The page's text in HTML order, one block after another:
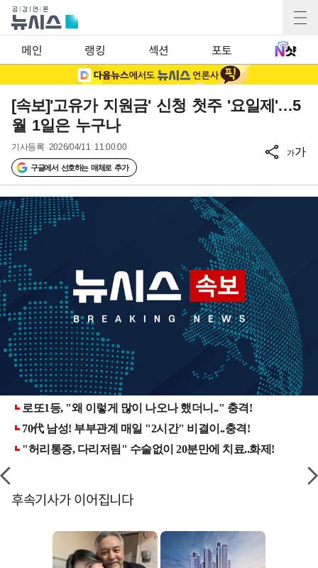
메인 랭킹 섹션 포토
[속보]'고유가 지원금' 신청 첫주 '요일제'…5
월 1일은 누구나
기사등록 2026/04/11 11:00:00
구글에서 선호하는 매체로 추가
가가
후속기사가 이어집니다